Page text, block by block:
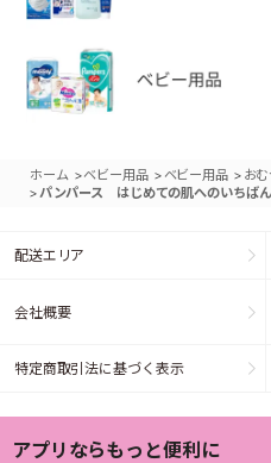
ホーム >ベビー用品 > ベビー用品 > おむ
> パンパース はじめての肌へのいち
配送エリア
会社概要
特定商取引法に基づく表示
アプリならもっと便利に